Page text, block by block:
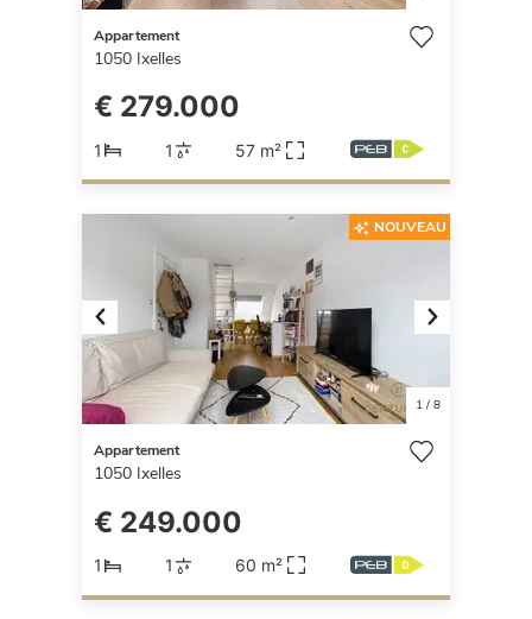
Appartement
1050 Ixelles
€ 279.000
1 1 57 m²
Previous Next
1/ 8
NOUVEAU
Appartement
1050 Ixelles
€ 249.000
1 1 60 m²